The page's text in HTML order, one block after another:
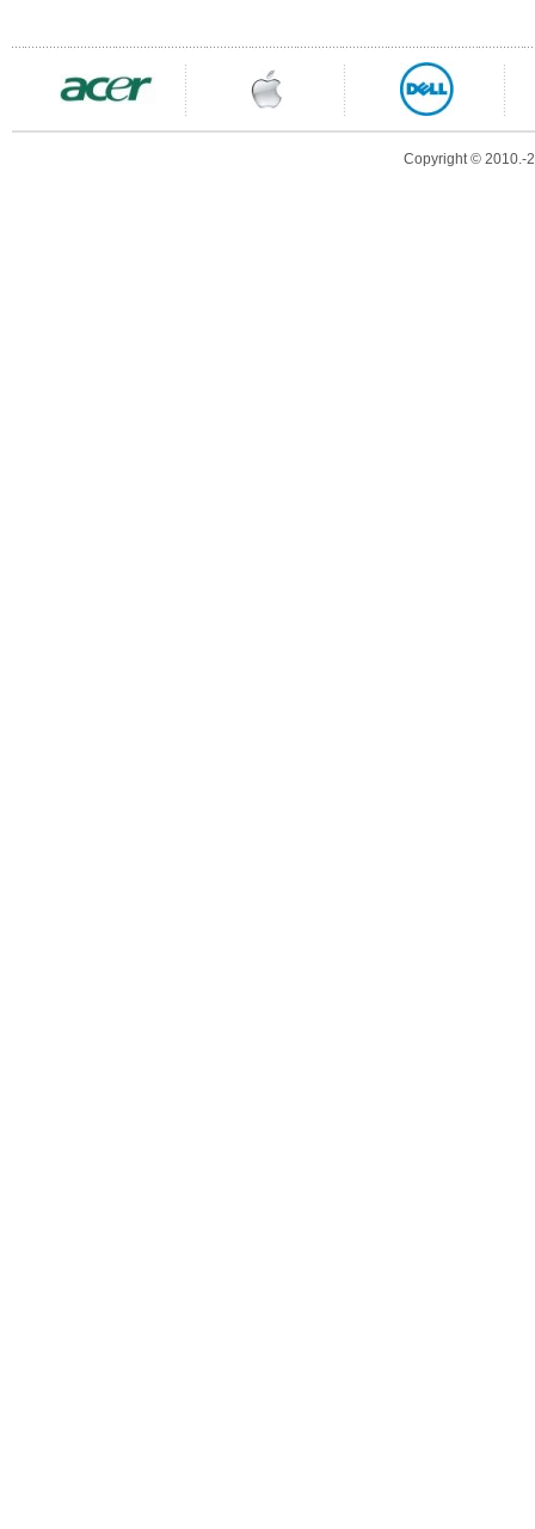
Copyright © 2010.-